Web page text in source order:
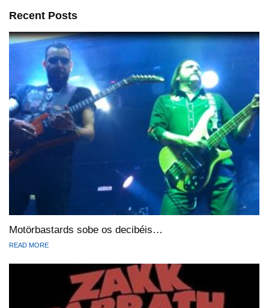
Recent Posts
Motörbastards sobe os decibéis…
READ MORE